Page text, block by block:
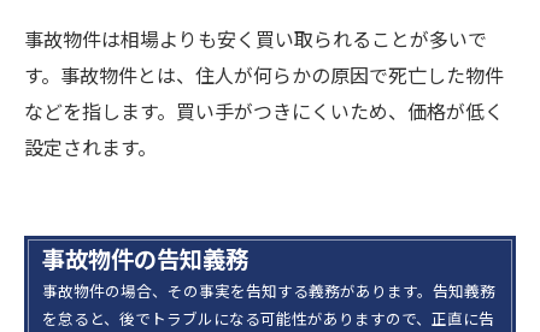
事故物件は相場よりも安く買い取られることが多いで
す。事故物件とは、住人が何らかの原因で死亡した物件
などを指します。買い手がつきにくいため、価格が低く
設定されます。
事故物件の告知義務
事故物件の場合、その事実を告知する義務があります。告知義務
を怠ると、後でトラブルになる可能性がありますので、正直に告